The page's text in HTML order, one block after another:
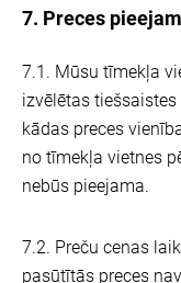
7. Preces
7.1. Mūsu tīmekļa
izvēlētas
kādas preces
no tīmekļa vietnes
nebūs pieejama.
7.2. Preču cenas
pasūtītās preces